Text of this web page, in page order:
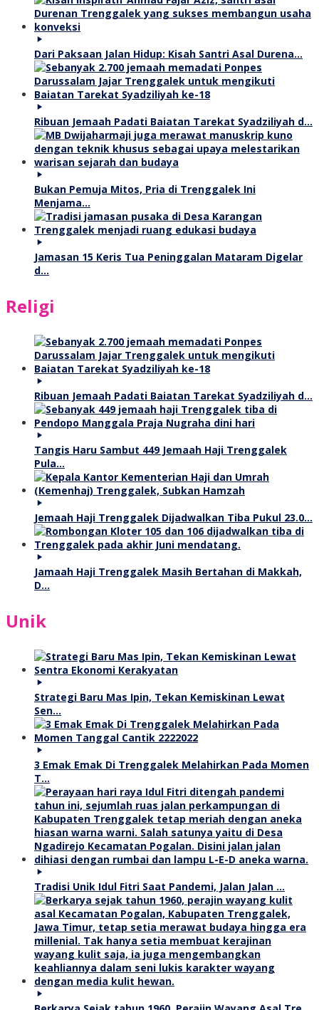
Dari Paksaan Jalan Hidup: Kisah Santri Asal Durena…
Ribuan Jemaah Padati Baiatan Tarekat Syadziliyah d…
Bukan Pemuja Mitos, Pria di Trenggalek Ini
Menjama…
Jamasan 15 Keris Tua Peninggalan Mataram Digelar
d…
Religi
Ribuan Jemaah Padati Baiatan Tarekat Syadziliyah d…
Tangis Haru Sambut 449 Jemaah Haji Trenggalek
Pula…
Jemaah Haji Trenggalek Dijadwalkan Tiba Pukul 23.0…
Jamaah Haji Trenggalek Masih Bertahan di Makkah,
D…
Unik
Strategi Baru Mas Ipin, Tekan Kemiskinan Lewat
Sen…
3 Emak Emak Di Trenggalek Melahirkan Pada Momen
T…
Tradisi Unik Idul Fitri Saat Pandemi, Jalan Jalan …